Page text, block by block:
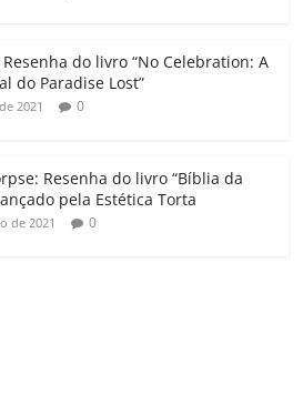
do livro “No Celebration: A
do Paradise Lost”
2021 0
Resenha do livro “Bíblia da
pela Estética Torta
de 2021 0